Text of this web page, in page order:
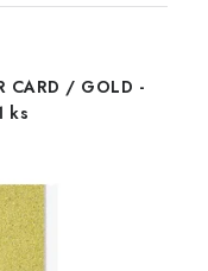
CARD / GOLD -
ks